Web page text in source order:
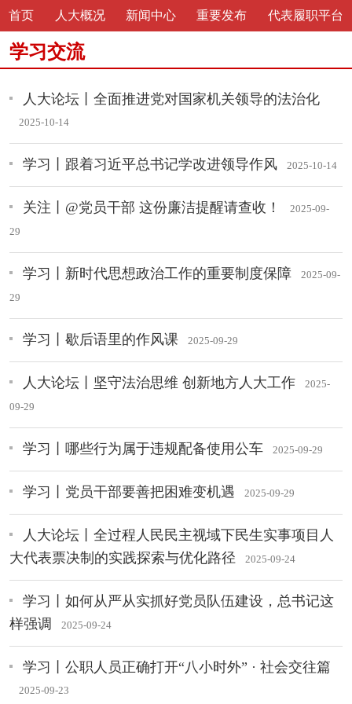
首页 人大概况 新闻中心 重要发布 代表履职平台
学习交流
人大论坛丨全面推进党对国家机关领导的法治化
2025-10-14
学习丨跟着习近平总书记学改进领导作风 2025-10-14
关注丨@党员干部 这份廉洁提醒请查收！ 2025-09-
29
学习丨新时代思想政治工作的重要制度保障 2025-09-
29
学习丨歇后语里的作风课 2025-09-29
人大论坛丨坚守法治思维 创新地方人大工作 2025-
09-29
学习丨哪些行为属于违规配备使用公车 2025-09-29
学习丨党员干部要善把困难变机遇 2025-09-29
人大论坛丨全过程人民民主视域下民生实事项目人
大代表票决制的实践探索与优化路径
2025-09-24
学习丨如何从严从实抓好党员队伍建设，总书记这
样强调
2025-09-24
学习丨公职人员正确打开“八小时外” · 社会交往篇
2025-09-23